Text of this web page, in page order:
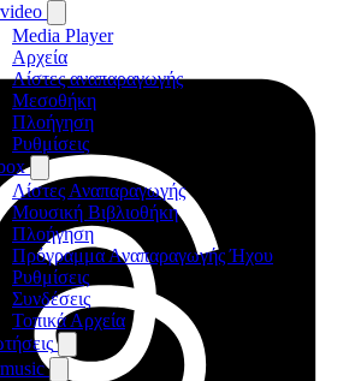
Media Player
Αρχεία
Λίστες αναπαραγωγής
Μεσοθήκη
Πλοήγηση
Ρυθμίσεις
Λίστες Αναπαραγωγής
Μουσική Βιβλιοθήκη
Πλοήγηση
Πρόγραμμα Αναπαραγωγής Ήχου
Ρυθμίσεις
Συνδέσεις
Τοπικά Αρχεία